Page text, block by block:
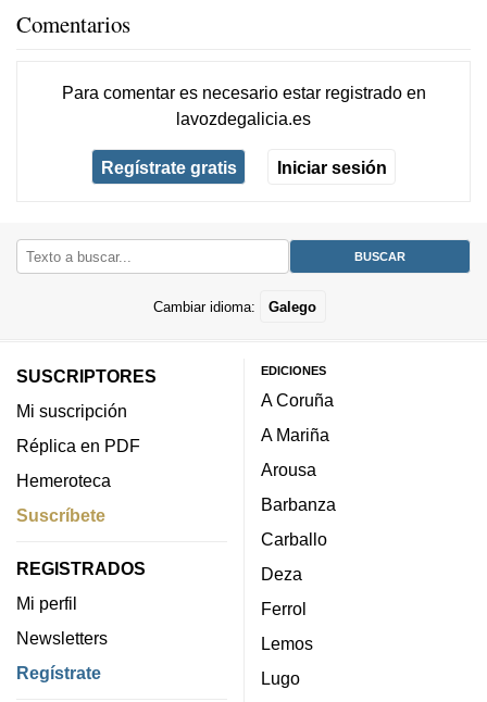
Comentarios
Para comentar es necesario estar registradoen
lavozdegalicia.es
Regístrate gratis Iniciar sesión
Cambiar idioma: Galego
SUSCRIPTORES
Mi suscripción
Réplica en PDF
Hemeroteca
Suscríbete
REGISTRADOS
Mi perfil
Newsletters
Regístrate
EDICIONES
A Coruña
A Mariña
Arousa
Barbanza
Carballo
Deza
Ferrol
Lemos
Lugo